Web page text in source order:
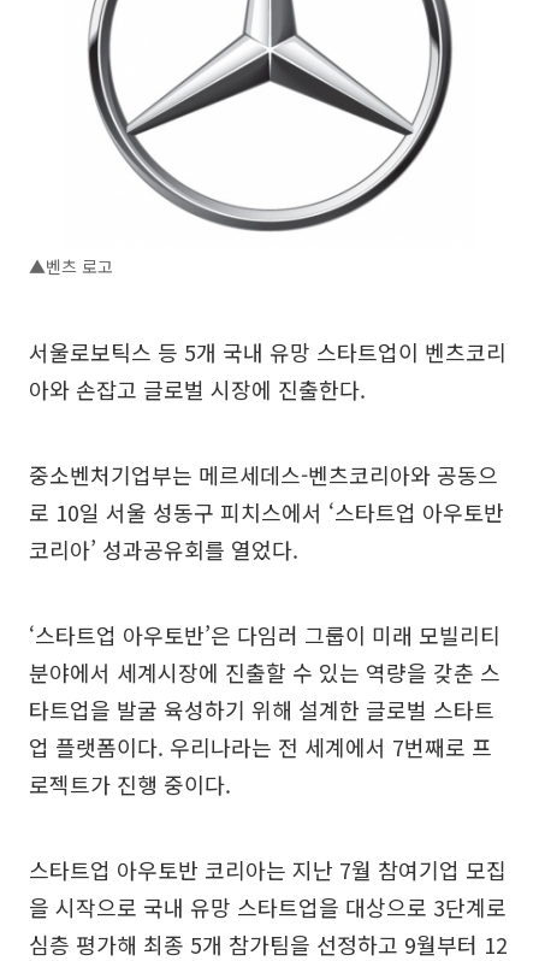
▲벤츠 로고
서울로보틱스 등 5개 국내 유망 스타트업이 벤츠코리
아와 손잡고 글로벌 시장에 진출한다.
중소벤처기업부는 메르세데스-벤츠코리아와 공동으
로 10일 서울 성동구 피치스에서 ‘스타트업 아우토반
코리아’ 성과공유회를 열었다.
‘스타트업 아우토반’은 다임러 그룹이 미래 모빌리티
분야에서 세계시장에 진출할 수 있는 역량을 갖춘 스
타트업을 발굴 육성하기 위해 설계한 글로벌 스타트
업 플랫폼이다. 우리나라는 전 세계에서 7번째로 프
로젝트가 진행 중이다.
스타트업 아우토반 코리아는 지난 7월 참여기업 모집
을 시작으로 국내 유망 스타트업을 대상으로 3단계로
심층 평가해 최종 5개 참가팀을 선정하고 9월부터 12